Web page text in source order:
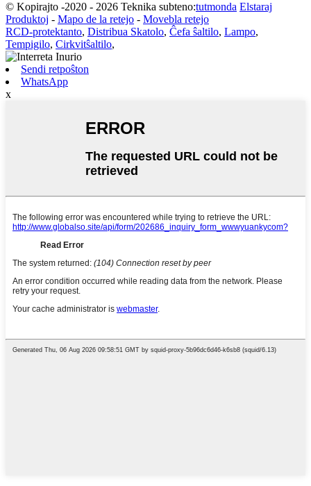
© Kopirajto -2020 - 2026 Teknika subteno:tutmonda Elstaraj
Produktoj - Mapo de la retejo - Movebla retejo
RCD-protektanto, Distribua Skatolo, Ĉefa ŝaltilo, Lampo,
Tempigilo, Cirkvitŝaltilo,
Sendi retpoŝton
WhatsApp
x